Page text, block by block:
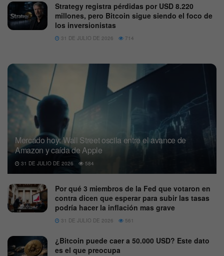
Strategy registra pérdidas por USD 8.220
millones, pero Bitcoin sigue siendo el foco de
los inversionistas
31 DE JULIO DE 2026 714
Mercado hoy: Wall Street oscila entre el avance de
Amazon y caída de Apple
31 DE JULIO DE 2026 584
Por qué 3 miembros de la Fed que votaron en
contra dicen que esperar para subir las tasas
podría hacer la inflación mas grave
31 DE JULIO DE 2026 561
¿Bitcoin puede caer a 50.000 USD? Este dato
es el que preocupa